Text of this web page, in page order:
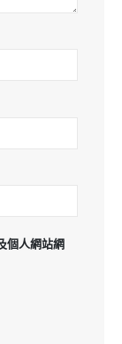
個人網站網